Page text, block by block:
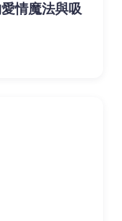
情魔法與吸